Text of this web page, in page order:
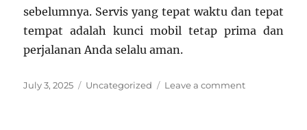
sebelumnya. Servis yang tepat waktu dan tepat
tempat adalah kunci mobil tetap prima dan
perjalanan Anda selalu aman.
Posted
July 3, 2025 Categories
Uncategorized Leave a commenton